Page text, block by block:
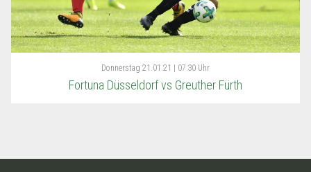
Donnerstag 21.01.21 | 07:30 Uhr
Fortuna Düsseldorf vs Greuther Fürth